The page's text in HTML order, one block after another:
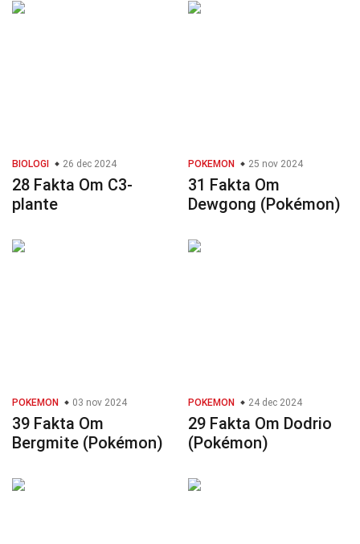
BIOLOGI 26 dec 2024
28 Fakta Om C3-
plante
POKEMON 25 nov 2024
31 Fakta Om
Dewgong (Pokémon)
POKEMON 03 nov 2024
39 Fakta Om
Bergmite (Pokémon)
POKEMON 24 dec 2024
29 Fakta Om Dodrio
(Pokémon)